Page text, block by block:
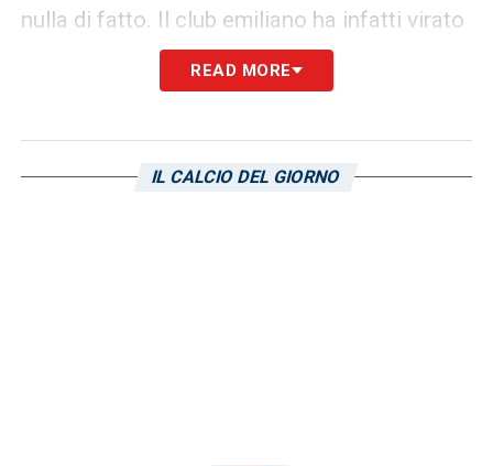
nulla di fatto. Il club emiliano ha infatti virato
su Giannis Fetfatzidis, entrato anche nel
match dell’Unipol Domus contro il Cagliari.
Millico e potrebbero rappresentare una delle
READ MORE
IL CALCIO DEL GIORNO